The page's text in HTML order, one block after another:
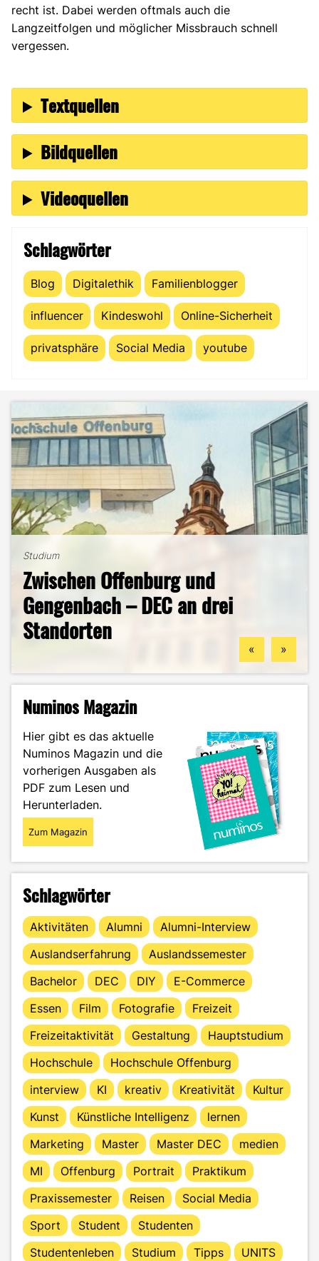
recht ist. Dabei werden oftmals auch die
Langzeitfolgen und möglicher Missbrauch schnell
vergessen.
Textquellen
Bildquellen
Videoquellen
Schlagwörter
Blog Digitalethik Familienblogger
influencer Kindeswohl Online-Sicherheit
privatsphäre Social Media youtube
Studium
The Science of Comfort: Was
Rewatching mit Marketing zu tun
hat
Studium
Zwischen Offenburg und
Gengenbach – DEC an drei
Standorten
Studium
B2B-Marketing für das Handwerk
– und warum du hier deine
berufliche Zukunft finden
könntest
Studium
Mein ehrlicher DEC-Survival-
Guide durch das Wintersemester
Studentenleben
Ästhetik, Sport und
Zukunftspläne: Aylin im Portrait
« »
Numinos Magazin
Hier gibt es das aktuelle
Numinos Magazin und die
vorherigen Ausgaben als
PDF zum Lesen und
Herunterladen.
Zum Magazin
Schlagwörter
Aktivitäten Alumni
Alumni-Interview
Auslandserfahrung
Auslandssemester
Bachelor
DEC DIY
E-Commerce
Essen
Film Fotografie
Freizeit
Freizeitaktivität
Gestaltung
Hauptstudium
Hochschule
Hochschule Offenburg
interview
KI kreativ Kreativität
Kultur
Kunst
Künstliche Intelligenz
lernen
Marketing
Master Master DEC
medien
MI
Offenburg Portrait
Praktikum
Praxissemester
Reisen
Social Media
Sport
Student
Studenten
Studentenleben
Studium Tipps UNITS